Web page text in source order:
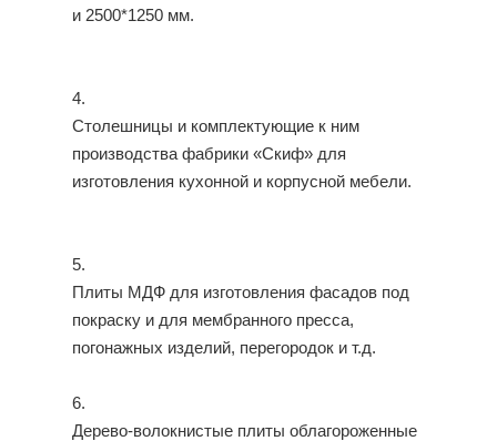
и 2500*1250 мм.
4.
Столешницы и комплектующие к ним
производства фабрики «Скиф» для
изготовления кухонной и корпусной мебели.
5.
Плиты МДФ для изготовления фасадов под
покраску и для мембранного пресса,
погонажных изделий, перегородок и т.д.
6.
Дерево-волокнистые плиты облагороженные